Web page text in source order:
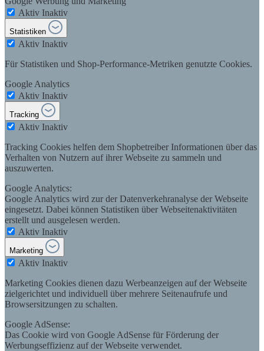
Aktiv Inaktiv
Statistiken
Aktiv Inaktiv
Für Statistiken und Shop-Performance-Metriken genutzte Cookies.
Google Analytics
Aktiv Inaktiv
Tracking
Aktiv Inaktiv
Tracking Cookies helfen dem Shopbetreiber Informationen über das
Verhalten von Nutzern auf ihrer Webseite zu sammeln und
auszuwerten.
Google Analytics:
Google Analytics wird zur der Datenverkehranalyse der Webseite
eingesetzt. Dabei können Statistiken über Webseitenaktivitäten
erstellt und ausgelesen werden.
Aktiv Inaktiv
Marketing
Aktiv Inaktiv
Marketing Cookies dienen dazu Werbeanzeigen auf der Webseite
zielgerichtet und individuell über mehrere Seitenaufrufe und
Browsersitzungen zu schalten.
Google AdSense:
Das Cookie wird von Google AdSense für Förderung der
Werbungseffizienz auf der Webseite verwendet.